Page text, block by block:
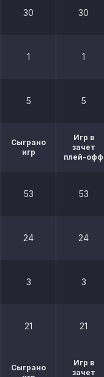
30 30
1 1
5 5
Сыграно
игр
Игр в
зачет
плей-офф
53 53
24 24
3 3
21 21
Сыграно
Игр в
зачет